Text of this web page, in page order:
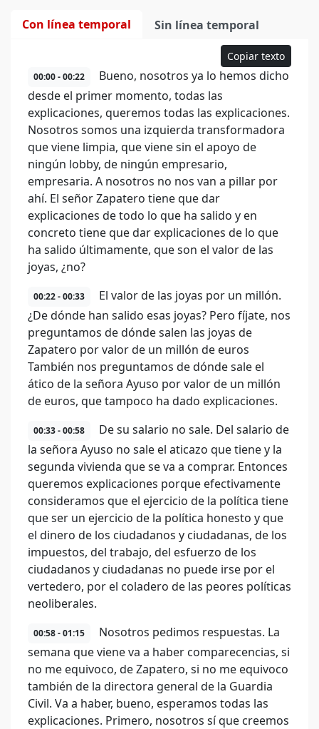
Con línea temporal Sin línea temporal
Copiar texto
00:00 - 00:22
Bueno, nosotros ya lo hemos dicho
desde el primer momento, todas las
explicaciones, queremos todas las explicaciones.
Nosotros somos una izquierda transformadora
que viene limpia, que viene sin el apoyo de
ningún lobby, de ningún empresario,
empresaria. A nosotros no nos van a pillar por
ahí. El señor Zapatero tiene que dar
explicaciones de todo lo que ha salido y en
concreto tiene que dar explicaciones de lo que
ha salido últimamente, que son el valor de las
joyas, ¿no?
00:22 - 00:33
El valor de las joyas por un millón.
¿De dónde han salido esas joyas? Pero fíjate, nos
preguntamos de dónde salen las joyas de
Zapatero por valor de un millón de euros
También nos preguntamos de dónde sale el
ático de la señora Ayuso por valor de un millón
de euros, que tampoco ha dado explicaciones.
00:33 - 00:58
De su salario no sale. Del salario de
la señora Ayuso no sale el aticazo que tiene y la
segunda vivienda que se va a comprar. Entonces
queremos explicaciones porque efectivamente
consideramos que el ejercicio de la política tiene
que ser un ejercicio de la política honesto y que
el dinero de los ciudadanos y ciudadanas, de los
impuestos, del trabajo, del esfuerzo de los
ciudadanos y ciudadanas no puede irse por el
vertedero, por el coladero de las peores políticas
neoliberales.
00:58 - 01:15
Nosotros pedimos respuestas. La
semana que viene va a haber comparecencias, si
no me equivoco, de Zapatero, si no me equivoco
también de la directora general de la Guardia
Civil. Va a haber, bueno, esperamos todas las
explicaciones. Primero, nosotros sí que creemos